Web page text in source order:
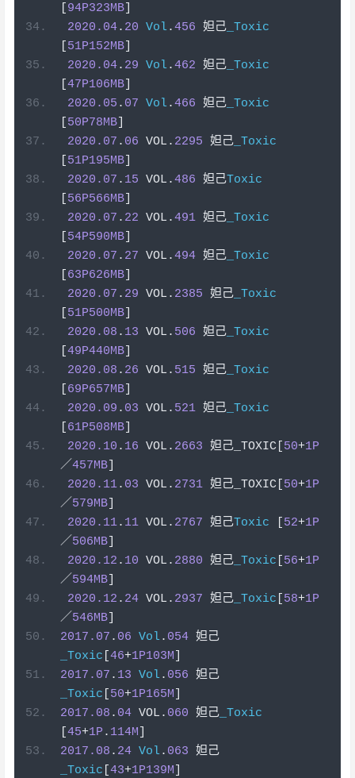
94P323MB]
2020.04. 20 Vol.456 妲己_Toxic
51P152MB]
2020.04. 29 Vol.462 妲己_Toxic
47P106MB]
2020.05 . 07 Vol.466 妲己_Toxic
50P78MB]
2020.07 . 06 VOL . 2295 妲己_Toxic
51P195MB]
2020.07 . 15 VOL .486 妲己Toxic
56P566MB]
2020.07 . 22 VOL .491 妲己_Toxic
54P590MB]
2020.07 . 27 VOL .494 妲己_Toxic
63P626MB]
2020.07 . 29 VOL . 2385 妲己_Toxic
51P500MB]
2020.08 . 13 VOL . 506 妲己_Toxic
49P440MB]
2020.08 . 26 VOL . 515 妲己_Toxic
69P657MB]
2020.09 . 03 VOL . 521 妲己_Toxic
61P508MB]
2020.10 . 16 VOL . 2663 妲己_TOXIC[ 50+1P
／457MB]
2020.11. 03 VOL . 2731 妲己_TOXIC[ 50+1P
／ 579MB]
2020.11. 11 VOL . 2767 妲己Toxic 52+1P
／ 506MB]
2020.12 . 10 VOL . 2880 妲己_Toxic 56+1P
／ 594MB]
2020.12 . 24 VOL . 2937 妲己_Toxic 58+1P
／ 546MB]
2017.07 . 06 Vol. 054 妲己
_Toxic 46+1P103M
2017.07 . 13 Vol. 056 妲己
_Toxic
50+1P165M
2017.08 . 04 VOL . 060 妲己_Toxic
45+1P . 114M
2017.08 . 24 Vol. 063 妲己
_Toxic 43+1P139M